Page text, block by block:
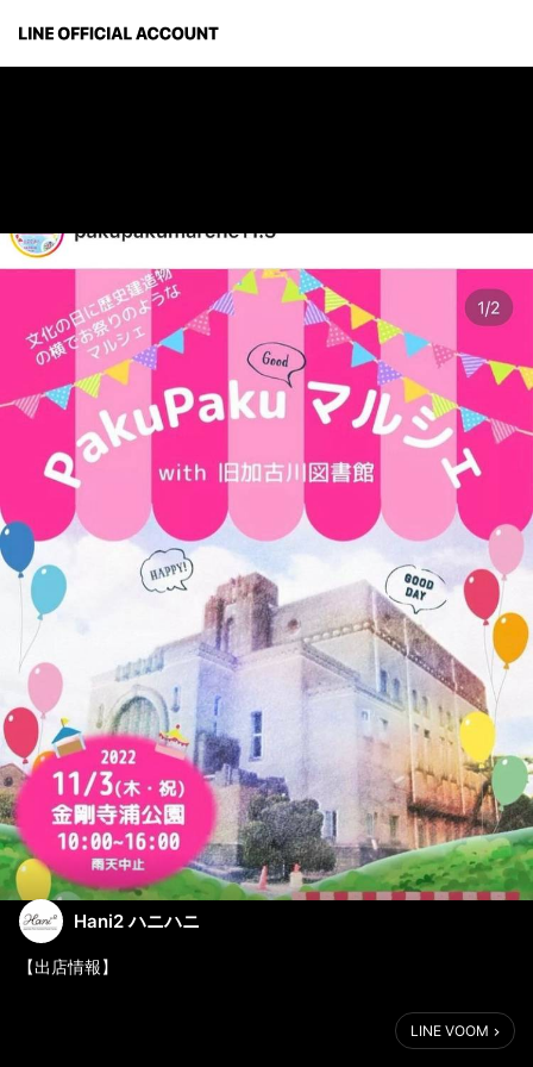
Hani2 ハニハニ
【出店情報】
明日３日(木)は、pakupakuマルシェに出店させて頂きます。
LINE VOOM